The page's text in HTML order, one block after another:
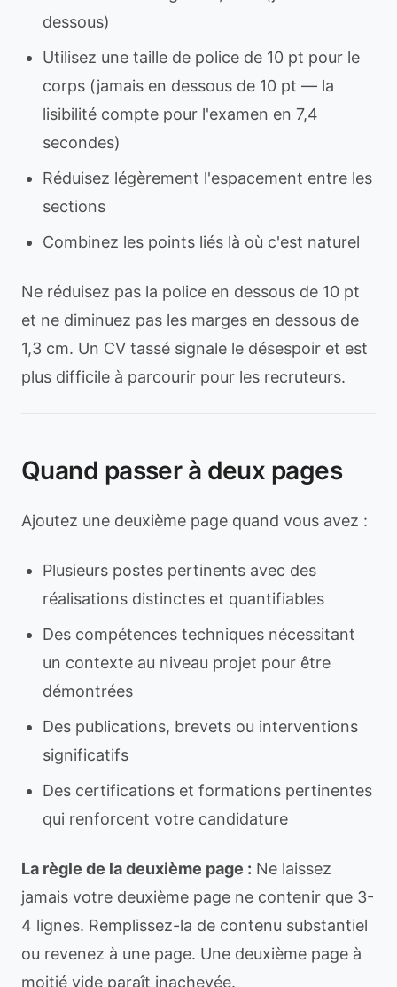
dessous)
Utilisez une taille de police de 10 pt pour le
corps (jamais en dessous de 10 pt — la
lisibilité compte pour l'examen en 7,4
secondes)
Réduisez légèrement l'espacement entre les
sections
Combinez les points liés là où c'est naturel
Ne réduisez pas la police en dessous de 10 pt
et ne diminuez pas les marges en dessous de
1,3 cm. Un CV tassé signale le désespoir et est
plus difficile à parcourir pour les recruteurs.
Quand passer à deux pages
Ajoutez une deuxième page quand vous avez :
Plusieurs postes pertinents avec des
réalisations distinctes et quantifiables
Des compétences techniques nécessitant
un contexte au niveau projet pour être
démontrées
Des publications, brevets ou interventions
significatifs
Des certifications et formations pertinentes
qui renforcent votre candidature
La règle de la deuxième page : Ne laissez
jamais votre deuxième page ne contenir que 3-
4 lignes. Remplissez-la de contenu substantiel
ou revenez à une page. Une deuxième page à
moitié vide paraît inachevée.